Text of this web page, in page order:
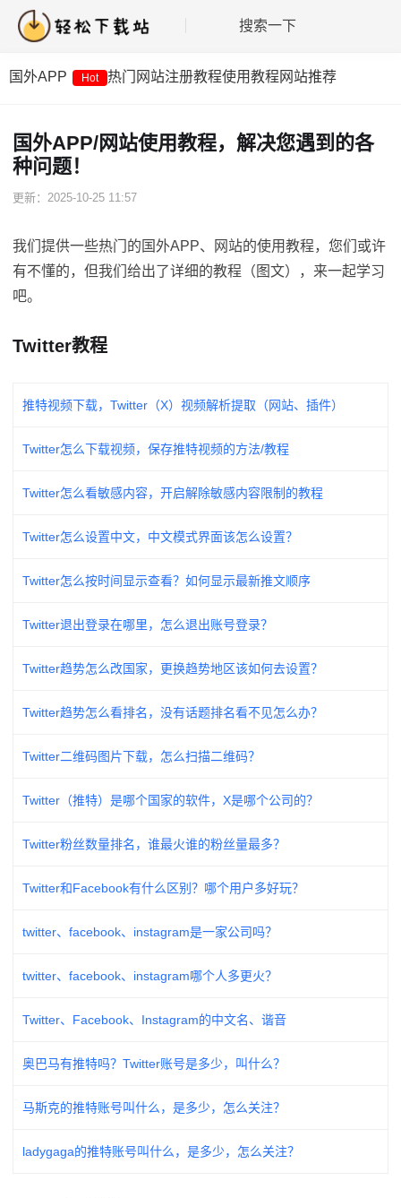
搜索一下
国外APP Hot 热门网站注册教程使用教程 网站推荐
国外APP/网站使用教程，解决您遇到的各
种问题！
更新：2025-10-25 11:57
我们提供一些热门的国外APP、网站的使用教程，您们或许
有不懂的，但我们给出了详细的教程（图文），来一起学习
吧。
Twitter教程
推特视频下载，Twitter（X）视频解析提取（网站、插件）
Twitter怎么下载视频，保存推特视频的方法/教程
Twitter怎么看敏感内容，开启解除敏感内容限制的教程
Twitter怎么设置中文，中文模式界面该怎么设置？
Twitter怎么按时间显示查看？如何显示最新推文顺序
Twitter退出登录在哪里，怎么退出账号登录？
Twitter趋势怎么改国家，更换趋势地区该如何去设置？
Twitter趋势怎么看排名，没有话题排名看不见怎么办？
Twitter二维码图片下载，怎么扫描二维码？
Twitter（推特）是哪个国家的软件，X是哪个公司的？
Twitter粉丝数量排名，谁最火谁的粉丝量最多？
Twitter和Facebook有什么区别？哪个用户多好玩？
twitter、facebook、instagram是一家公司吗？
twitter、facebook、instagram哪个人多更火？
Twitter、Facebook、Instagram的中文名、谐音
奥巴马有推特吗？Twitter账号是多少，叫什么？
马斯克的推特账号叫什么，是多少，怎么关注？
ladygaga的推特账号叫什么，是多少，怎么关注？